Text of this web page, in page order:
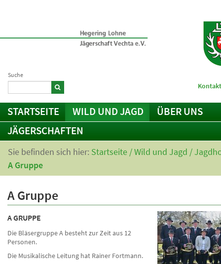
Suche
STARTSEITE WILD UND JAGD
ÜBER UNS
JÄGERSCHAFTEN
Sie befinden sich hier: Startseite /Wild und Jagd /
A Gruppe
A Gruppe
A GRUPPE
Die Bläsergruppe A besteht zur Zeit aus 12
Personen.
Die Musikalische Leitung hat Rainer Fortmann.